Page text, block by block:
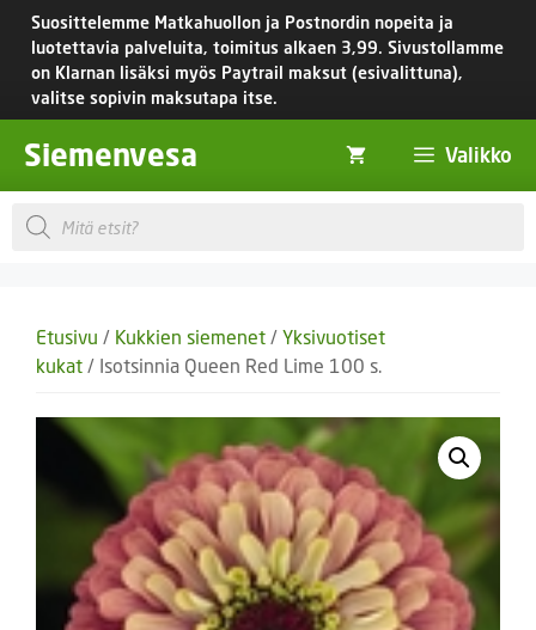
Siirry
sisältöön
Suosittelemme Matkahuollon ja Postnordin nopeita ja
luotettavia palveluita, toimitus alkaen 3,99. Sivustollamme
on Klarnan lisäksi myös Paytrail maksut (esivalittuna),
valitse sopivin maksutapa itse.
Siemenvesa Valikko
Products
search
Etusivu / Kukkien siemenet / Yksivuotiset
kukat / Isotsinnia Queen Red Lime 100 s.